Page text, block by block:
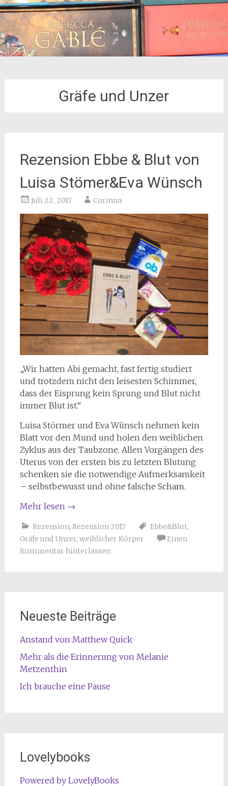
Gräfe und Unzer
Rezension Ebbe & Blut von
Luisa Stömer&Eva Wünsch
Juli 22, 2017 Corinna
„Wir hatten Abi gemacht, fast fertig studiert
und trotzdem nicht den leisesten Schimmer,
dass der Eisprung kein Sprung und Blut nicht
immer Blut ist.“
Luisa Störmer und Eva Wünsch nehmen kein
Blatt vor den Mund und holen den weiblichen
Zyklus aus der Taubzone. Allen Vorgängen des
Uterus von der ersten bis zu letzten Blutung
schenken sie die notwendige Aufmerksamkeit
– selbstbewusst und ohne falsche Scham.
Mehr lesen →
Rezension, Rezension 2017 Ebbe&Blut,
Gräfe und Unzer, weiblicher Körper
Einen
Kommentar hinterlassen
Neueste Beiträge
Anstand von Matthew Quick
Mehr als die Erinnerung von Melanie
Metzenthin
Ich brauche eine Pause
Lovelybooks
Powered by LovelyBooks